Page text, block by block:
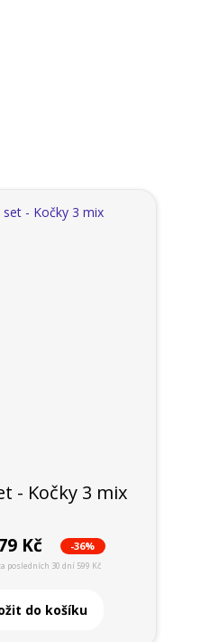
- Kočky 3 mix
Kč -36%
posledních 30 dní 599 Kč
do košíku